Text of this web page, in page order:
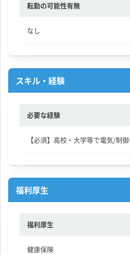
転勤の可能性有無
なし
スキル・経験
必要な経験
【必須】高校・大学等で電気/制
福利厚生
福利厚生
健康保険